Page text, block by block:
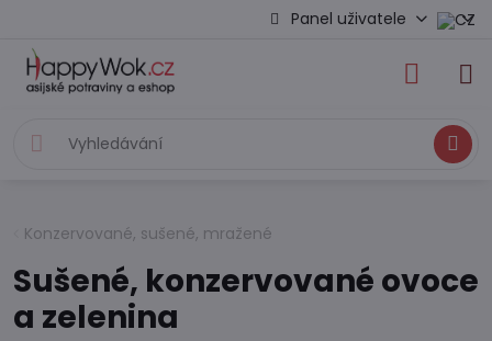
Panel uživatele
Hledat
Konzervované, sušené, mražené
Sušené, konzervované ovoce
a zelenina